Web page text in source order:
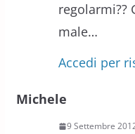
regolarmi??
male…
Accedi per
Michele
9 Settembre